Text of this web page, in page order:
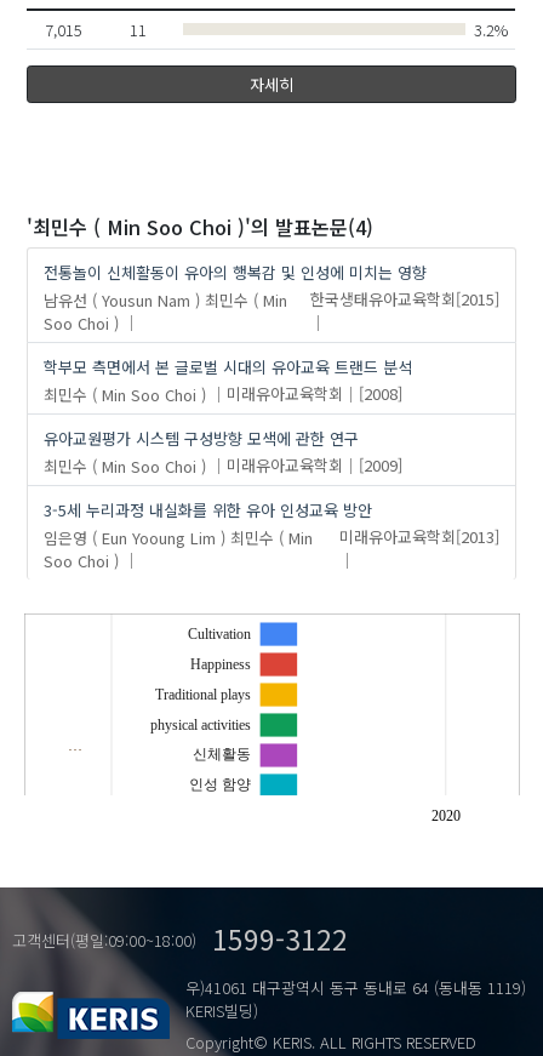
7,015
11 3.2%
자세히
'최민수 ( Min Soo Choi )'의 발표논문(4)
전통놀이 신체활동이 유아의 행복감 및 인성에 미치는 영향
남유선 ( Yousun Nam ) 최민수 ( Min
Soo Choi )
한국생태유아교육학회[2015]
학부모 측면에서 본 글로벌 시대의 유아교육 트랜드 분석
최민수 ( Min Soo Choi )
미래유아교육학회
[2008]
유아교원평가 시스템 구성방향 모색에 관한 연구
최민수 ( Min Soo Choi )
미래유아교육학회
[2009]
3-5세 누리과정 내실화를 위한 유아 인성교육 방안
임은영 ( Eun Yooung Lim ) 최민수 ( Min
Soo Choi )
미래유아교육학회[2013]
2020
…
Cultivation
Happiness
Traditional plays
physical activities
신체활동
인성 함양
고객센터(평일:09:00~18:00) 1599-3122
우)41061 대구광역시 동구 동내로 64 (동내동 1119)
KERIS빌딩)
Copyright© KERIS. ALL RIGHTS RESERVED